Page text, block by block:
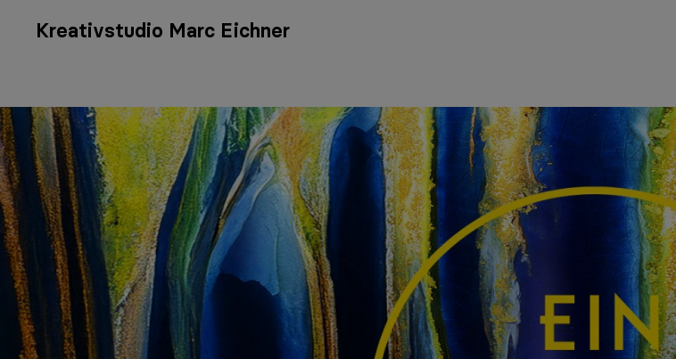
Kreativstudio Marc Eichner